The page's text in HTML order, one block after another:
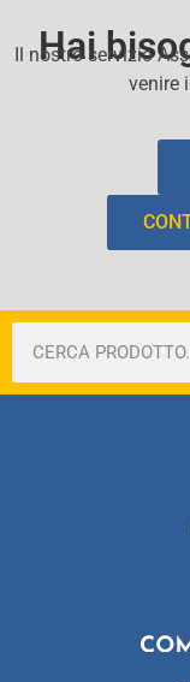
Hai
Il nostro servizio
venire